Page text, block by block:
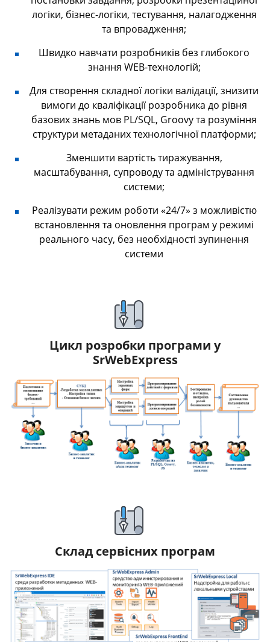
логіки, бізнес-логіки, тестування, налагодження
та впровадження;
Швидко навчати розробників без глибокого
знання WEB-технологій;
Для створення складної логіки валідації, знизити
вимоги до кваліфікації розробника до рівня
базових знань мов PL/SQL, Groovy та розуміння
структури метаданих технологічної платформи;
Зменшити вартість тиражування,
масштабування, супроводу та адміністрування
системи;
Реалізувати режим роботи «24/7» з можливістю
встановлення та оновлення програм у режимі
реального часу, без необхідності зупинення
системи
Цикл розробки програми у
SrWebExpress
Склад сервісних програм